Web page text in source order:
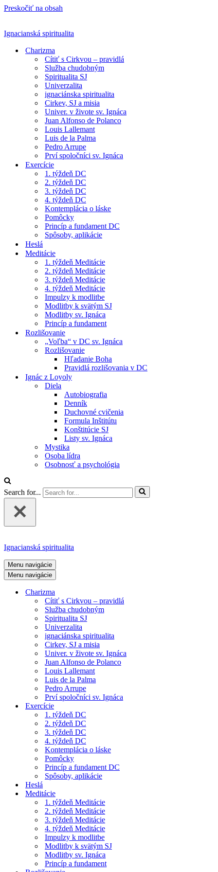
Preskočiť na obsah
Ignacianská spiritualita
Charizma
Cítiť s Cirkvou – pravidlá
Služba chudobným
Spiritualita SJ
Univerzalita
ignaciánska spiritualita
Cirkev, SJ a misia
Univer. v živote sv. Ignáca
Juan Alfonso de Polanco
Louis Lallemant
Luis de la Palma
Pedro Arrupe
Prví spoločníci sv. Ignáca
Exercície
1. týždeň DC
2. týždeň DC
3. týždeň DC
4. týždeň DC
Kontemplácia o láske
Pomôcky
Princíp a fundament DC
Spôsoby, aplikácie
Heslá
Meditácie
1. týždeň Meditácie
2. týždeň Meditácie
3. týždeň Meditácie
4. týždeň Meditácie
Impulzy k modlitbe
Modlitby k svätým SJ
Modlitby sv. Ignáca
Princíp a fundament
Rozlišovanie
„Voľba“ v DC sv. Ignáca
Rozlišovanie
Hľadanie Boha
Pravidlá rozlišovania v DC
Ignác z Loyoly
Diela
Autobiografia
Denník
Duchovné cvičenia
Formula Inštitútu
Konštitúcie SJ
Listy sv. Ignáca
Mystika
Osoba lídra
Osobnosť a psychológia
Search for...
Ignacianská spiritualita
Menu navigácie
Menu navigácie
Charizma
Cítiť s Cirkvou – pravidlá
Služba chudobným
Spiritualita SJ
Univerzalita
ignaciánska spiritualita
Cirkev, SJ a misia
Univer. v živote sv. Ignáca
Juan Alfonso de Polanco
Louis Lallemant
Luis de la Palma
Pedro Arrupe
Prví spoločníci sv. Ignáca
Exercície
1. týždeň DC
2. týždeň DC
3. týždeň DC
4. týždeň DC
Kontemplácia o láske
Pomôcky
Princíp a fundament DC
Spôsoby, aplikácie
Heslá
Meditácie
1. týždeň Meditácie
2. týždeň Meditácie
3. týždeň Meditácie
4. týždeň Meditácie
Impulzy k modlitbe
Modlitby k svätým SJ
Modlitby sv. Ignáca
Princíp a fundament